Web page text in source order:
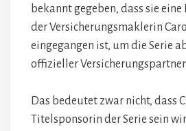
bekannt gegeben, dass sie
der Versicherungsmaklerin
eingegangen ist, um die Serie
offizieller Versicherungspartner
Das bedeutet zwar nicht, dass
Titelsponsorin der Serie sein